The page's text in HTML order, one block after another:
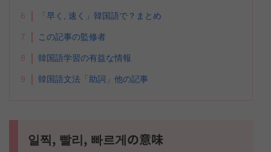
6 「早く, 速く」韓国語で？まとめ
7 この記事の監修者
8 韓国語学習の有益な情報
9 韓国語文法「助詞」他の記事
일찍, 빨리, 빠르게の意味